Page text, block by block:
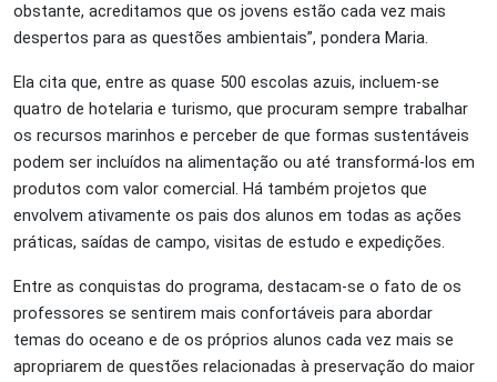
obstante, acreditamos que os jovens estão cada vez mais
despertos para as questões ambientais”, pondera Maria.
Ela cita que, entre as quase 500 escolas azuis, incluem-se
quatro de hotelaria e turismo, que procuram sempre trabalhar
os recursos marinhos e perceber de que formas sustentáveis
podem ser incluídos na alimentação ou até transformá-los em
produtos com valor comercial. Há também projetos que
envolvem ativamente os pais dos alunos em todas as ações
práticas, saídas de campo, visitas de estudo e expedições.
Entre as conquistas do programa, destacam-se o fato de os
professores se sentirem mais confortáveis para abordar
temas do oceano e de os próprios alunos cada vez mais se
apropriarem de questões relacionadas à preservação do maior